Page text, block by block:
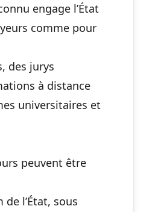
engage l’État
comme pour
des jurys
à distance
universitaires et
peuvent être
l’État, sous